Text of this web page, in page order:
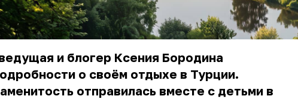
и блогер Ксения Бородина
о своём отдыхе в Турции.
отправилась вместе с детьми в